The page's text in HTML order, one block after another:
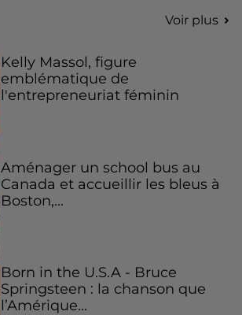
Voir plus
Kelly Massol, figure
emblématique de
l'entrepreneuriat féminin
Aménager un school bus au
Canada et accueillir les bleus à
Boston,...
Born in the U.S.A - Bruce
Springsteen : la chanson que
l’Amérique...